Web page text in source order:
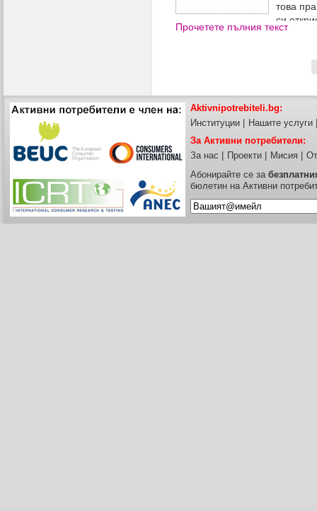
това
си
чуждестранна банка и да
Прочетете пълния текст
Aktivnipotrebiteli.bg:
Институции
Нашите услуги
За Активни потребители:
За нас
Проекти Мисия
Абонирайте се за
бюлетин на Активни